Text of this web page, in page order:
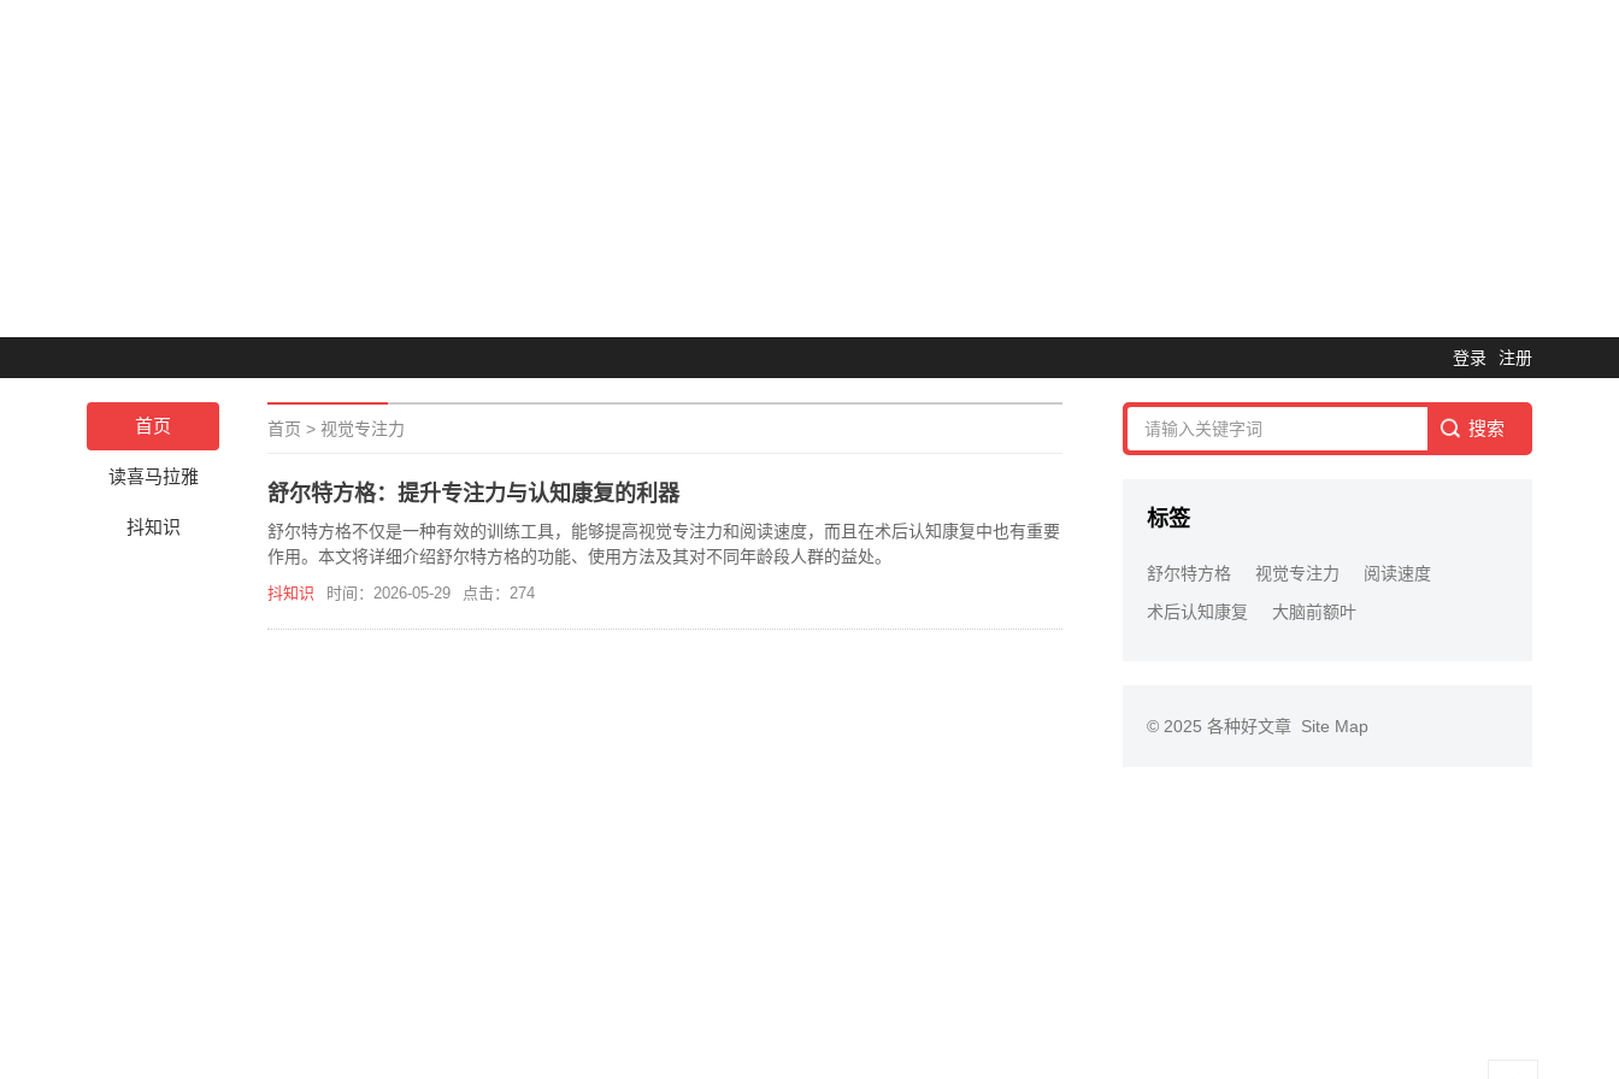
登录 注册
首页
读喜马拉雅
抖知识
首页 > 视觉专注力
舒尔特方格：提升专注力与认知康复的利器
舒尔特方格不仅是一种有效的训练工具，能够提高视觉专注力和阅读速度，而且在术后认知康复中也有重要
作用。本文将详细介绍舒尔特方格的功能、使用方法及其对不同年龄段人群的益处。
抖知识 时间：2026-05-29 点击：274
标签
舒尔特方格 视觉专注力
阅读速度
术后认知康复
大脑前额叶
© 2025 各种好文章 Site Map